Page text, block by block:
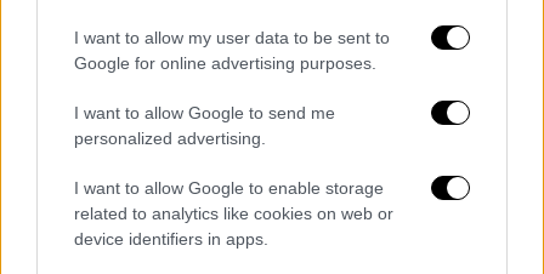
I want to allow my user data to be sent to
Google for online advertising purposes.
I want to allow Google to send me
personalized advertising.
I want to allow Google to enable storage
related to analytics like cookies on web or
device identifiers in apps.
Παρασκευή στη γενέτειρά του, στο
Στάμφορντ του Κονέκτικατ.
Τα σχολιά σας δημοσιεύονται άμεσα με δική σας ευθύνη. Το
ΕΘΝΟΣ θα παρεμβαίνει και τα προσβλητικά σχόλια θα
διαγράφονται